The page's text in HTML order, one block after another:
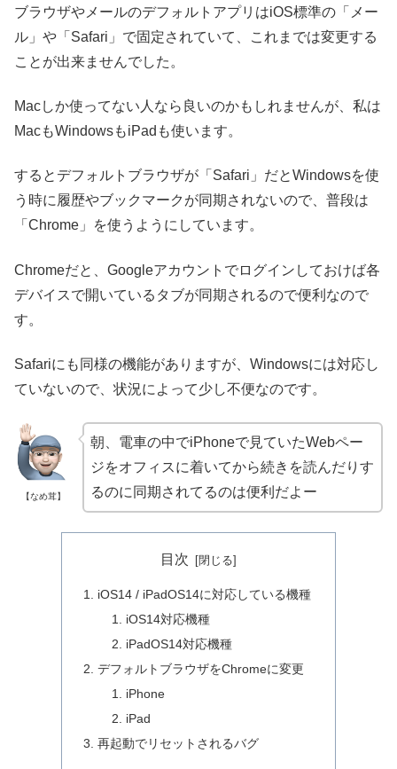
ブラウザやメールのデフォルトアプリはiOS標準の「メー
ル」や「Safari」で固定されていて、これまでは変更する
ことが出来ませんでした。
Macしか使ってない人なら良いのかもしれませんが、私は
MacもWindowsもiPadも使います。
するとデフォルトブラウザが「Safari」だとWindowsを使
う時に履歴やブックマークが同期されないので、普段は
「Chrome」を使うようにしています。
Chromeだと、Googleアカウントでログインしておけば各
デバイスで開いているタブが同期されるので便利なので
す。
Safariにも同様の機能がありますが、Windowsには対応し
ていないので、状況によって少し不便なのです。
【なめ茸】
朝、電車の中でiPhoneで見ていたWebペー
ジをオフィスに着いてから続きを読んだりす
るのに同期されてるのは便利だよー
目次
iOS14 / iPadOS14に対応している機種
iOS14対応機種
iPadOS14対応機種
デフォルトブラウザをChromeに変更
iPhone
iPad
再起動でリセットされるバグ